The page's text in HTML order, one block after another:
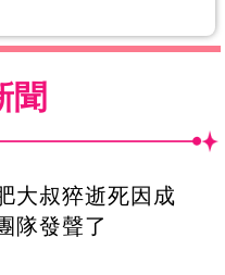
聞
大叔猝逝死因成
發聲了